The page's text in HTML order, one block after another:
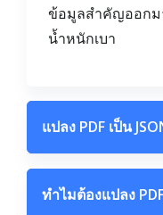
ข้อมูลสำคัญออกม
น้ำหนักเบา
แปลง PDF เป็น
ทำไมต้องแปลง